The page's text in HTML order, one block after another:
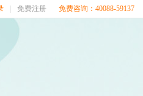
免费注册 免费咨询：40088-59137